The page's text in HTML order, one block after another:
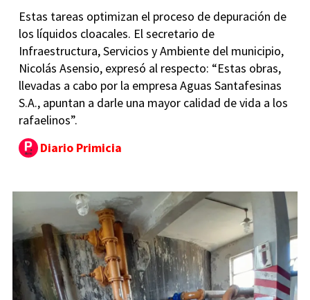
Estas tareas optimizan el proceso de depuración de
los líquidos cloacales. El secretario de
Infraestructura, Servicios y Ambiente del municipio,
Nicolás Asensio, expresó al respecto: “Estas obras,
llevadas a cabo por la empresa Aguas Santafesinas
S.A., apuntan a darle una mayor calidad de vida a los
rafaelinos”.
Diario Primicia